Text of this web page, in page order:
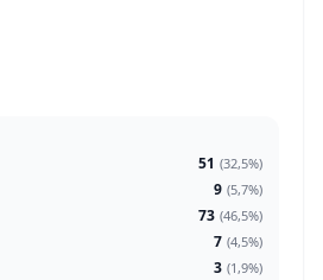
51 (32,5%)
9 (5,7%)
73 (46,5%)
7 (4,5%)
3 (1,9%)